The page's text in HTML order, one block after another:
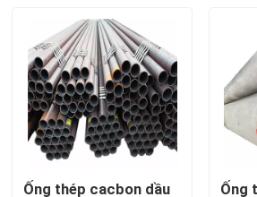
Liên hệ chúng tôi
Yêu cầu báo giá
Dải cuộn thép không gỉ
Cuộn Inox 304
Ống thép cacbon dầu Ống